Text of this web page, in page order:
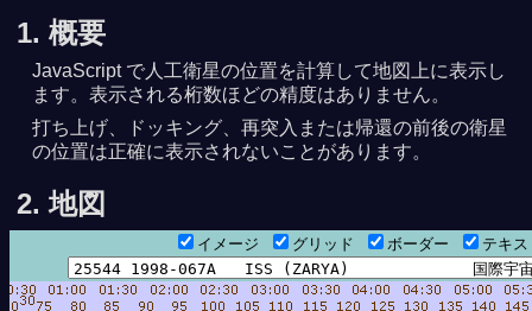
1. 概要
JavaScript で人工衛星の位置を計算して地図上に表示し
ます。表示される桁数ほどの精度はありません。
打ち上げ、ドッキング、再突入または帰還の前後の衛星
の位置は正確に表示されないことがあります。
2. 地図
イメージ グリッド ボーダー テキ